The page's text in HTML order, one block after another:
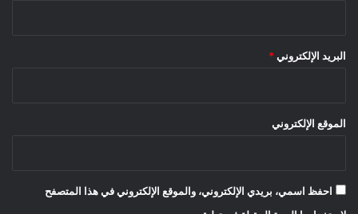
البريد الإلكتروني *
الموقع الإلكتروني
احفظ اسمي، بريدي الإلكتروني، والموقع الإلكتروني في هذا المتصفح